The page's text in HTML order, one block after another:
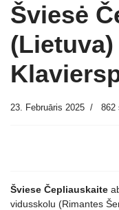
Šviesė
23. Februāris 2025 862
Šviese Čepliauskaite
vidusskolu (Rimantes